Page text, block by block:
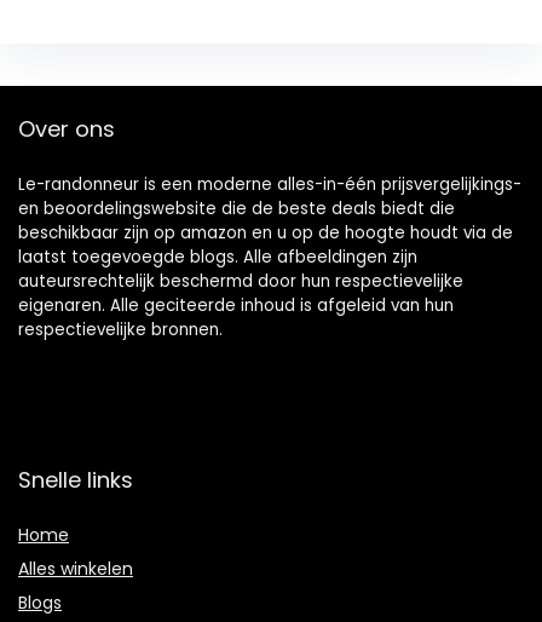
Over ons
Le-randonneur is een moderne alles-in-één prijsvergelijkings-
en beoordelingswebsite die de beste deals biedt die
beschikbaar zijn op amazon en u op de hoogte houdt via de
laatst toegevoegde blogs. Alle afbeeldingen zijn
auteursrechtelijk beschermd door hun respectievelijke
eigenaren. Alle geciteerde inhoud is afgeleid van hun
respectievelijke bronnen.
Snelle links
Home
Alles winkelen
Blogs